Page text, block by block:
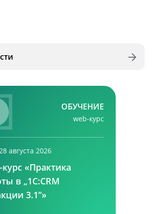
ОБУЧЕНИЕ
web-курс
августа 2026
курс «Практика
в „1С:CRM
3.1“»